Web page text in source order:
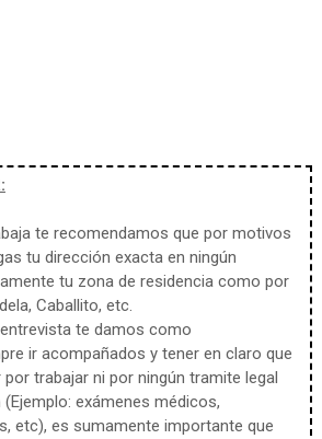
te recomendamos que por motivos
tu dirección exacta en ningún
tu zona de residencia como por
Caballito, etc.
te damos como
ir acompañados y tener en claro que
trabajar ni por ningún tramite legal
exámenes médicos,
etc), es sumamente importante que